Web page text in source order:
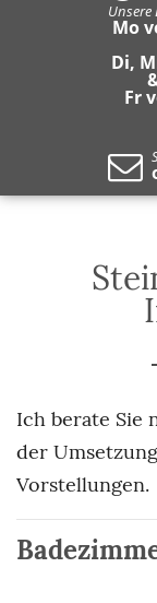
Unsere
Mo
Di,
Fr
Ich berate Sie
der
Vorstellungen.